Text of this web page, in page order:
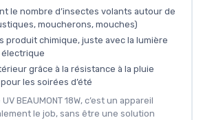
le nombre d’insectes volants autour de
moucherons, mouches)
produit chimique, juste avec la lumière
électrique
grâce à la résistance à la pluie
les soirées d’été
BEAUMONT 18W, c’est un appareil
le job, sans être une solution